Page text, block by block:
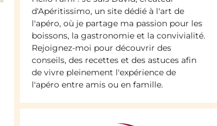
d'Apéritissimo, un site dédié à l'art de
l'apéro, où je partage ma passion pour les
boissons, la gastronomie et la convivialité.
Rejoignez-moi pour découvrir des
conseils, des recettes et des astuces afin
de vivre pleinement l'expérience de
l'apéro entre amis ou en famille.